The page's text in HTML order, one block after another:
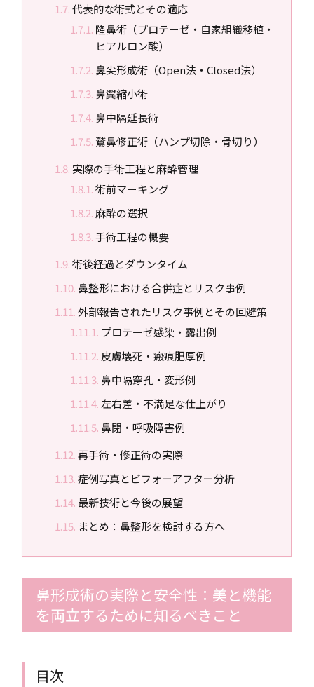
代表的な術式とその適応
隆鼻術（プロテーゼ・自家組織移植・
ヒアルロン酸）
鼻尖形成術（Open法・Closed法）
鼻翼縮小術
鼻中隔延長術
鷲鼻修正術（ハンプ切除・骨切り）
実際の手術工程と麻酔管理
術前マーキング
麻酔の選択
手術工程の概要
術後経過とダウンタイム
鼻整形における合併症とリスク事例
外部報告されたリスク事例とその回避策
プロテーゼ感染・露出例
皮膚壊死・瘢痕肥厚例
鼻中隔穿孔・変形例
左右差・不満足な仕上がり
鼻閉・呼吸障害例
再手術・修正術の実際
症例写真とビフォーアフター分析
最新技術と今後の展望
まとめ：鼻整形を検討する方へ
鼻形成術の実際と安全性：美と機能
を両立するために知るべきこと
目次